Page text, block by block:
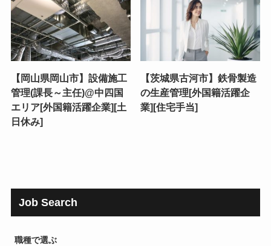
【岡山県岡山市】設備施工
管理(課長～主任)@中四国
エリア[外国籍活躍企業][土
日休み]
【茨城県古河市】鉄骨製造
の生産管理[外国籍活躍企
業][住宅手当]
Job Search
職種で選ぶ